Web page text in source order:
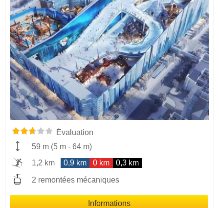
Évaluation
59 m (5 m - 64 m)
1,2 km
0,9 km 0 km 0,3 km
2 remontées mécaniques
Informations